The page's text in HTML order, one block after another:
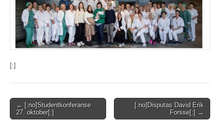
[:]
Post
navigation
← [:no]Studentkonferanse
27. oktober[:]
[:no]Disputas David Erik
Forsse[:] →